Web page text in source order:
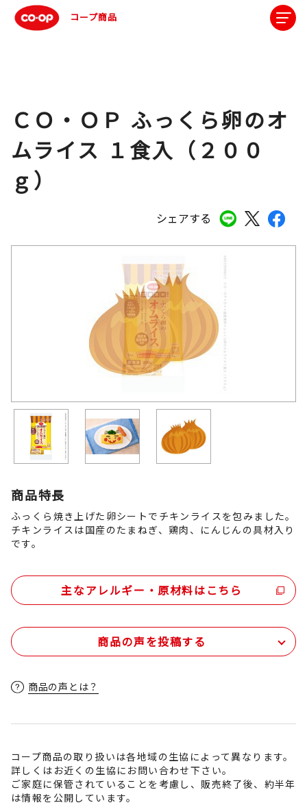
コープ商品
シェアする
ＣＯ・ＯＰ ふっくら卵のオ
ムライス １食入（２００
ｇ）
商品特長
ふっくら焼き上げた卵シートでチキンライスを包みました。
チキンライスは国産のたまねぎ、鶏肉、にんじんの具材入り
です。
主なアレルギー・原材料はこちら
商品の声を投稿する
商品の声とは？
コープ商品の取り扱いは各地域の生協によって異なります。
詳しくはお近くの生協にお問い合わせ下さい。
ご家庭に保管されていることを考慮し、販売終了後、約半年
は情報を公開しています。